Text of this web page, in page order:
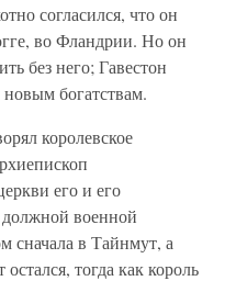
согласился, что он
во Фландрии. Но он
без него; Гавестон
богатствам.
королевское
его и его
военной
сначала в Тайнмут, а
тогда как король